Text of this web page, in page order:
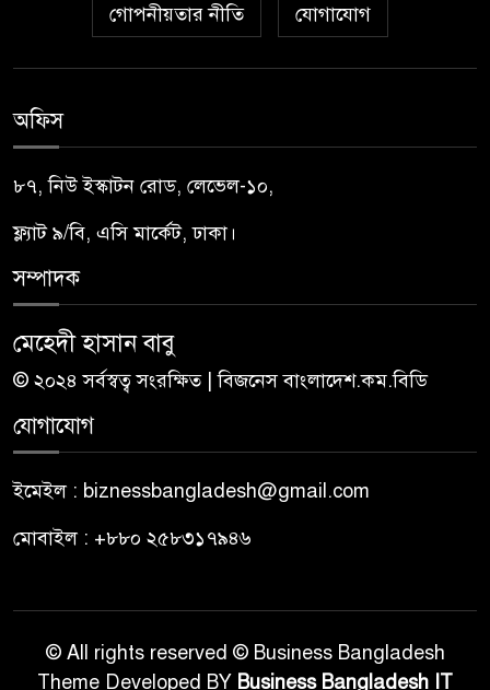
গোপনীয়তার নীতি যোগাযোগ
অফিস
৮৭, নিউ ইস্কাটন রোড, লেভেল-১০,
ফ্ল্যাট ৯/বি, এসি মার্কেট, ঢাকা।
সম্পাদক
মেহেদী হাসান বাবু
© ২০২৪ সর্বস্বত্ব সংরক্ষিত | বিজনেস বাংলাদেশ.কম.বিডি
যোগাযোগ
ইমেইল : biznessbangladesh@gmail.com
মোবাইল : +৮৮০ ২৫৮৩১৭৯৪৬
© All rights reserved © Business Bangladesh
Theme Developed BY Business Bangladesh IT